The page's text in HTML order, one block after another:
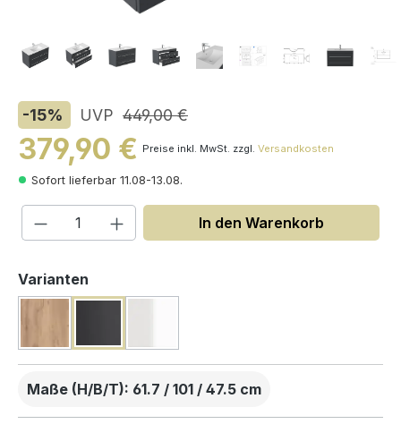
-15% UVP 449,00 €
379,90 € Preise inkl. MwSt. zzgl. Versandkosten
Sofort lieferbar 11.08-13.08.
Produkt Anzahl: Gib den
In den Warenkorb
Varianten
Maße (H/B/T): 61.7 / 101 / 47.5 cm